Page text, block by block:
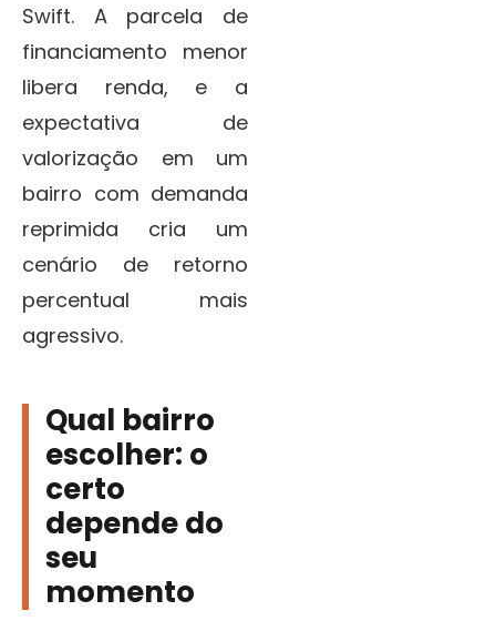
Swift. A parcela de
financiamento menor
libera renda, e a
expectativa de
valorização em um
bairro com demanda
reprimida cria um
cenário de retorno
percentual mais
agressivo.
Qual bairro
escolher: o
certo
depende do
seu
momento